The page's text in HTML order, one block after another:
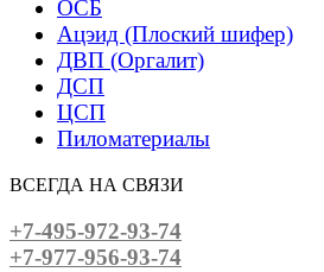
ОСБ
Ацэид (Плоский шифер)
ДВП (Оргалит)
ДСП
ЦСП
Пиломатериалы
ВСЕГДА НА СВЯЗИ
+7-495-972-93-74
+7-977-956-93-74